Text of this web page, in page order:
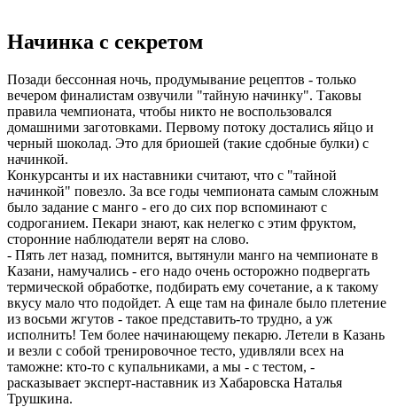
Начинка с секретом
Позади бессонная ночь, продумывание рецептов - только
вечером финалистам озвучили "тайную начинку". Таковы
правила чемпионата, чтобы никто не воспользовался
домашними заготовками. Первому потоку достались яйцо и
черный шоколад. Это для бриошей (такие сдобные булки) с
начинкой.
Конкурсанты и их наставники считают, что с "тайной
начинкой" повезло. За все годы чемпионата самым сложным
было задание с манго - его до сих пор вспоминают с
содроганием. Пекари знают, как нелегко с этим фруктом,
сторонние наблюдатели верят на слово.
- Пять лет назад, помнится, вытянули манго на чемпионате в
Казани, намучались - его надо очень осторожно подвергать
термической обработке, подбирать ему сочетание, а к такому
вкусу мало что подойдет. А еще там на финале было плетение
из восьми жгутов - такое представить-то трудно, а уж
исполнить! Тем более начинающему пекарю. Летели в Казань
и везли с собой тренировочное тесто, удивляли всех на
таможне: кто-то с купальниками, а мы - с тестом, -
расказывает эксперт-наставник из Хабаровска Наталья
Трушкина.